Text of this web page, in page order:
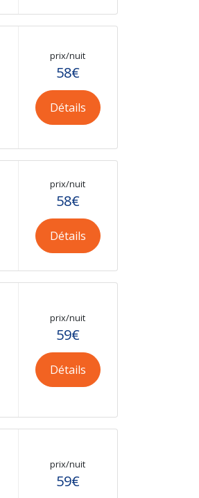
prix/nuit
58€
Détails
prix/nuit
58€
Détails
prix/nuit
59€
Détails
prix/nuit
59€